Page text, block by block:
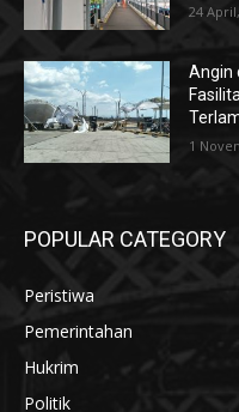
24
Angin
1
POPULAR CATEGORY
Peristiwa
Pemerintahan
Hukrim
Politik